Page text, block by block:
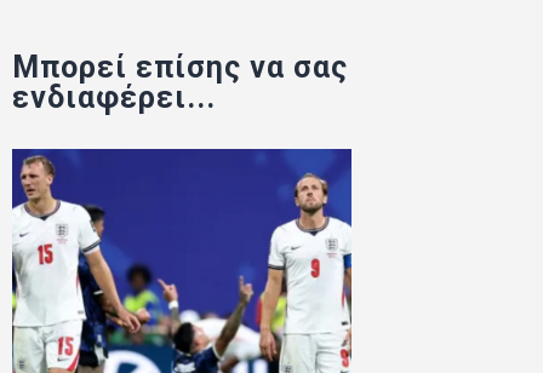
Μπορεί επίσης να σας
ενδιαφέρει...